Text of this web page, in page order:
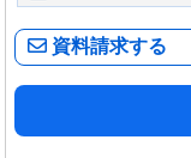
資料請求する